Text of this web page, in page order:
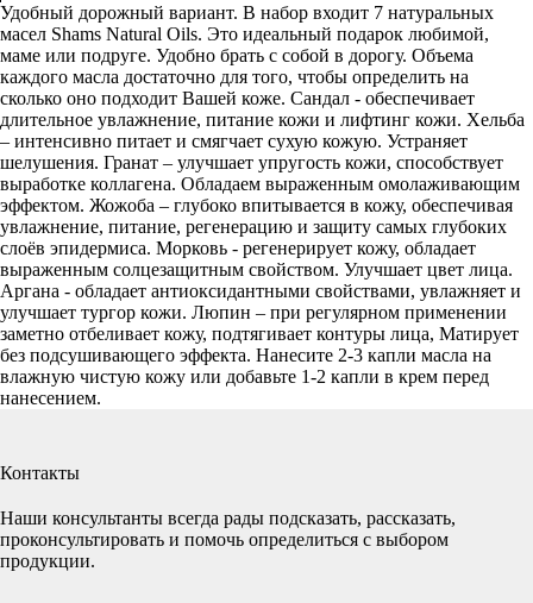
Удобный дорожный вариант. В набор входит 7 натуральных
масел Shams Natural Oils. Это идеальный подарок любимой,
маме или подруге. Удобно брать с собой в дорогу. Объема
каждого масла достаточно для того, чтобы определить на
сколько оно подходит Вашей коже. Сандал - обеспечивает
длительное увлажнение, питание кожи и лифтинг кожи. Хельба
– интенсивно питает и смягчает сухую кожую. Устраняет
шелушения. Гранат – улучшает упругость кожи, способствует
выработке коллагена. Обладаем выраженным омолаживающим
эффектом. Жожоба – глубоко впитывается в кожу, обеспечивая
увлажнение, питание, регенерацию и защиту самых глубоких
слоёв эпидермиса. Морковь - регенерирует кожу, обладает
выраженным солцезащитным свойством. Улучшает цвет лица.
Аргана - обладает антиоксидантными свойствами, увлажняет и
улучшает тургор кожи. Люпин – при регулярном применении
заметно отбеливает кожу, подтягивает контуры лица, Матирует
без подсушивающего эффекта. Нанесите 2-3 капли масла на
влажную чистую кожу или добавьте 1-2 капли в крем перед
нанесением.
Контакты
Наши консультанты всегда рады подсказать, рассказать,
проконсультировать и помочь определиться с выбором
продукции.